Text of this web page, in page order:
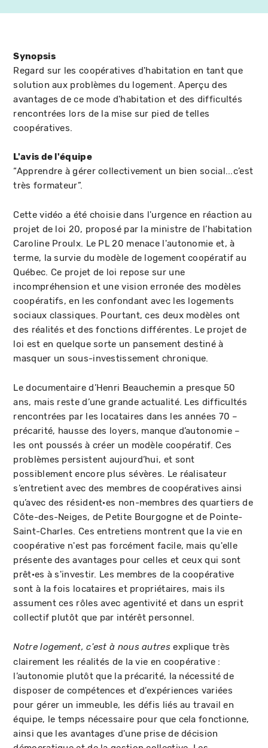
Synopsis
Regard sur les coopératives d'habitation en tant que
solution aux problèmes du logement. Aperçu des
avantages de ce mode d'habitation et des difficultés
rencontrées lors de la mise sur pied de telles
coopératives.
L'avis de l'équipe
“Apprendre à gérer collectivement un bien social...c’est
très formateur”.
Cette vidéo a été choisie dans l'urgence en réaction au
projet de loi 20, proposé par la ministre de l’habitation
Caroline Proulx. Le PL 20 menace l'autonomie et, à
terme, la survie du modèle de logement coopératif au
Québec. Ce projet de loi repose sur une
incompréhension et une vision erronée des modèles
coopératifs, en les confondant avec les logements
sociaux classiques. Pourtant, ces deux modèles ont
des réalités et des fonctions différentes. Le projet de
loi est en quelque sorte un pansement destiné à
masquer un sous-investissement chronique.
Le documentaire d’Henri Beauchemin a presque 50
ans, mais reste d’une grande actualité. Les difficultés
rencontrées par les locataires dans les années 70 –
précarité, hausse des loyers, manque d’autonomie –
les ont poussés à créer un modèle coopératif. Ces
problèmes persistent aujourd’hui, et sont
possiblement encore plus sévères. Le réalisateur
s’entretient avec des membres de coopératives ainsi
qu’avec des résident·es non-membres des quartiers de
Côte-des-Neiges, de Petite Bourgogne et de Pointe-
Saint-Charles. Ces entretiens montrent que la vie en
coopérative n'est pas forcément facile, mais qu'elle
présente des avantages pour celles et ceux qui sont
prêt·es à s'investir. Les membres de la coopérative
sont à la fois locataires et propriétaires, mais ils
assument ces rôles avec agentivité et dans un esprit
collectif plutôt que par intérêt personnel.
Notre logement, c'est à nous autresexplique très
clairement les réalités de la vie en coopérative :
l’autonomie plutôt que la précarité, la nécessité de
disposer de compétences et d'expériences variées
pour gérer un immeuble, les défis liés au travail en
équipe, le temps nécessaire pour que cela fonctionne,
ainsi que les avantages d'une prise de décision